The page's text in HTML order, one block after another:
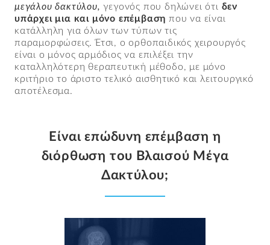
μεγάλου δακτύλου, γεγονός που δηλώνει ότι δεν
υπάρχει μια και μόνο επέμβαση που να είναι
κατάλληλη για όλων των τύπων τις
παραμορφώσεις. Έτσι, ο ορθοπαιδικός χειρουργός
είναι ο μόνος αρμόδιος να επιλέξει την
καταλληλότερη θεραπευτική μέθοδο, με μόνο
κριτήριο το άριστο τελικό αισθητικό και λειτουργικό
αποτέλεσμα.
Είναι επώδυνη επέμβαση η
διόρθωση του Βλαισού Μέγα
Δακτύλου;